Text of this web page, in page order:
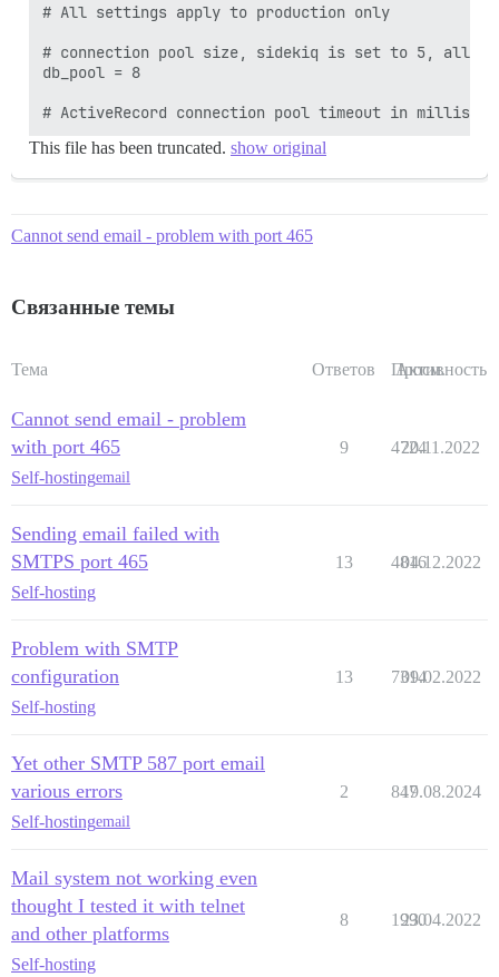
# All settings apply to production only
# connection pool size, sidekiq is set to 5,
db_pool = 8
This file has been truncated. show original
Cannot send email - problem with port 465
Связанные темы
Тема Ответов Просм.
Активность
Cannot send email - problem
with port 465
Self-hostingemail
9 4724
20.11.2022
Sending email failed with
SMTPS port 465
Self-hosting
13 4816
04.12.2022
Problem with SMTP
configuration
Self-hosting
13 7314
09.02.2022
Yet other SMTP 587 port email
various errors
Self-hostingemail
2 847
19.08.2024
Mail system not working even
thought I tested it with telnet
and other platforms
Self-hosting
8 1990
23.04.2022